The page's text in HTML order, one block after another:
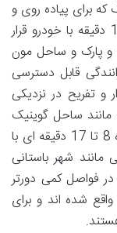
برای پیاده روی و
طبیعت گردی شهرت دارد در فاصله حدود 15 دقیقه با خودرو قرار
و پارک و ساحل مون
حدود 14 تا 17 دقیقه رانندگی قابل دسترسی
تفریح در نزدیکی
ساحل گوینیک
ساحل کمر و ساحل بلدیبی نیز در فواصل کوتاه 8 تا 17 دقیقه ای با
مانند شهر باستانی
فواصل کمی دورتر
18 تا 30 کیلومتر) واقع شده اند و برای